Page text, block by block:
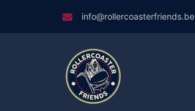
info@rollercoasterfriends.be